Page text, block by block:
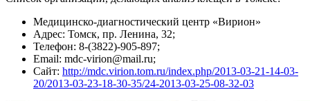
Медицинско-диагностический центр «Вирион»
Адрес: Томск, пр. Ленина, 32;
Телефон: 8-(3822)-905-897;
Email: mdc-virion@mail.ru;
Сайт: http://mdc.virion.tom.ru/index.php/2013-03-21-14-03-
20/2013-03-23-18-30-35/24-2013-03-25-08-32-03